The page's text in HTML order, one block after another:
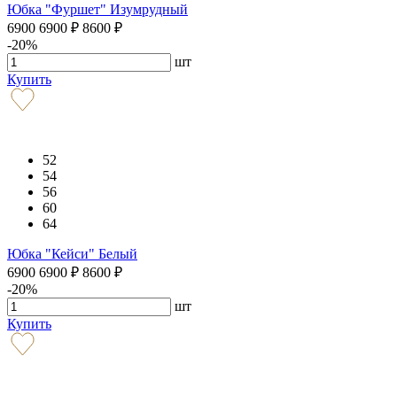
Юбка "Фуршет" Изумрудный
6900 6900 ₽ 8600 ₽
-20%
шт
Купить
52
54
56
60
64
Юбка "Кейси" Белый
6900 6900 ₽ 8600 ₽
-20%
шт
Купить